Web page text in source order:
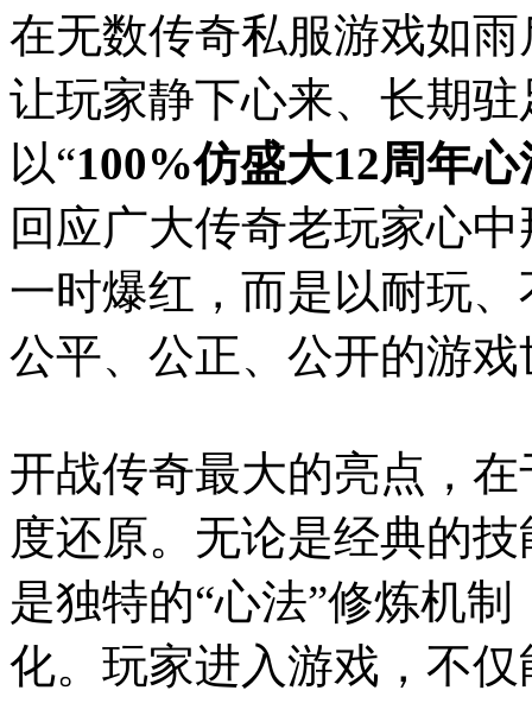
在无数传奇私服游戏如
让玩家静下心来、长期
以“100%仿盛大12周年
回应广大传奇老玩家心
一时爆红，而是以耐玩
公平、公正、公开的游戏
开战传奇最大的亮点，在
度还原。无论是经典的
是独特的“心法”修炼机
化。玩家进入游戏，不